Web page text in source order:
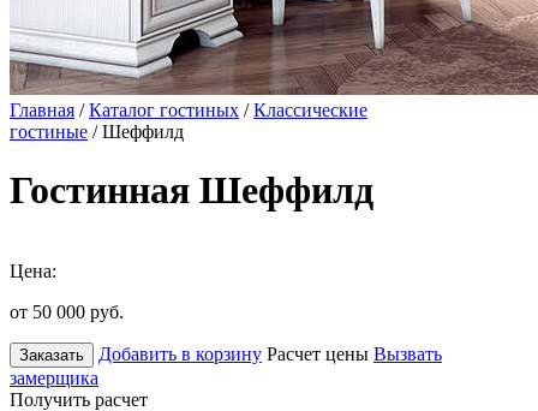
Главная /Каталог гостиных /Классические
гостиные / Шеффилд
Гостинная Шеффилд
Цена:
от 50 000 руб.
Заказать Добавить в корзину Расчет цены Вызвать
замерщика
Получить расчет